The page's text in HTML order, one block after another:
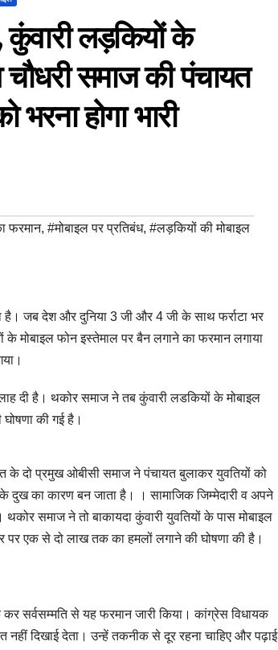
लड़कियों के
चौधरी समाज की पंचायत
भरना होगा भारी
फरमान, #मोबाइल पर प्रतिबंध, #लड़कियों की मोबाइल
है।जब देश और दुनिया 3 जी और 4 जी के साथ फर्राटा भर
के मोबाइल फोन इस्तेमाल पर बैन लगाने का फरमान लगाया
दी है। थकोर समाज ने तब कुंवारी लडकियों के मोबाइल
की गई है।
के दो प्रमुख ओबीसी समाज ने पंचायत बुलाकर युवतियों को
दुख का कारण बन जाता है। ।सामाजिक जिम्मेदारी व अपने
थकोर समाज ने तो बाकायदा कुंवारी युवतियों के पास मोबाइल
पर एक से दो लाख तक का हमलों लगाने की घोषणा की है।
सर्वसम्मति से यह फरमान जारी किया। कांग्रेस विधायक
दिखाई देता। उन्हें तकनीक से दूर रहना चाहिए और पढ़ाई